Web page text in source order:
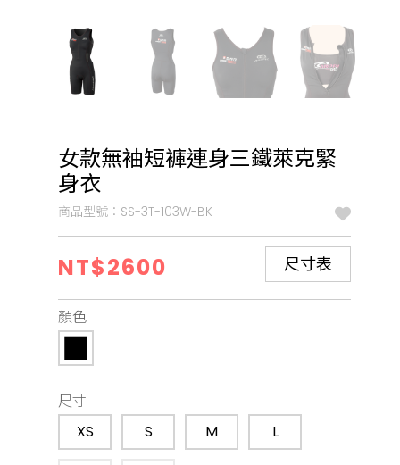
女款無袖短褲連身三鐵萊克緊
身衣
商品型號：SS-3T-103W-BK
NT$2600 尺寸表
顏色
尺寸
XS
S M L